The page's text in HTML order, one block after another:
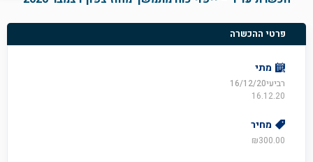
פרטי ההכשרה
מתי
רביעי16/12/20
16.12.20
מחיר
₪300.00